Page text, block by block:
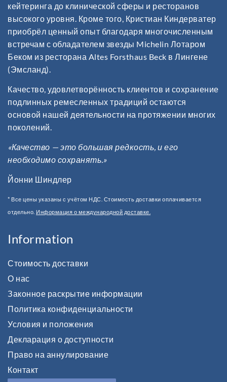
кейтеринга до клинической сферы и ресторанов
высокого уровня. Кроме того, Кристиан Киндерватер
приобрёл ценный опыт благодаря многочисленным
встречам с обладателем звезды Michelin Лотаром
Беком из ресторана Altes Forsthaus Beck в Лингене
(Эмсланд).
Качество, удовлетворённость клиентов и сохранение
подлинных ремесленных традиций остаются
основой нашей деятельности на протяжении многих
поколений.
«Качество — это большая редкость, и его
необходимо сохранять.»
Йонни Шиндлер
* Все цены указаны с учётом НДС. Стоимость доставки оплачивается
отдельно. Информация о международной доставке.
Information
Стоимость доставки
О нас
Законное раскрытие информации
Политика конфиденциальности
Условия и положения
Декларация о доступности
Право на аннулирование
Контакт